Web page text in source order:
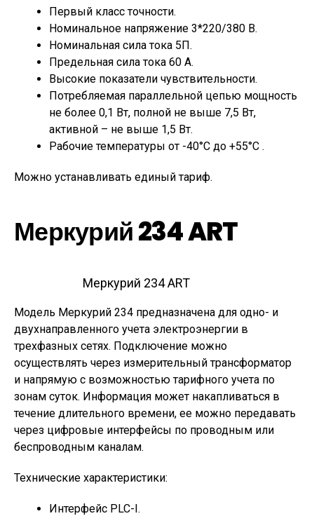
Первый класс точности.
Номинальное напряжение 3*220/380 В.
Номинальная сила тока 5П.
Предельная сила тока 60 А.
Высокие показатели чувствительности.
Потребляемая параллельной цепью мощность
не более 0,1 Вт, полной не выше 7,5 Вт,
активной – не выше 1,5 Вт.
Рабочие температуры от -40°С до +55°С .
Можно устанавливать единый тариф.
Меркурий 234 ART
Меркурий 234 ART
Модель Меркурий 234 предназначена для одно- и
двухнаправленного учета электроэнергии в
трехфазных сетях. Подключение можно
осуществлять через измерительный трансформатор
и напрямую с возможностью тарифного учета по
зонам суток. Информация может накапливаться в
течение длительного времени, ее можно передавать
через цифровые интерфейсы по проводным или
беспроводным каналам.
Технические характеристики:
Интерфейс PLC-I.